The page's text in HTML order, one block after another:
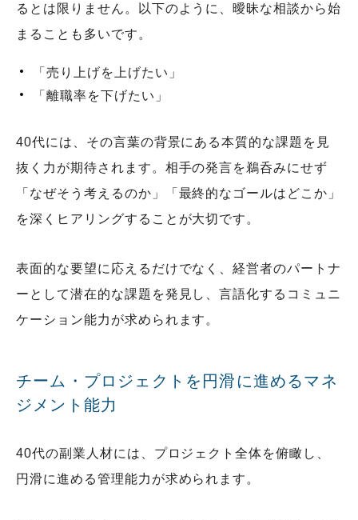
るとは限りません。以下のように、曖昧な相談から始
まることも多いです。
「売り上げを上げたい」
「離職率を下げたい」
40代には、その言葉の背景にある本質的な課題を見
抜く力が期待されます。相手の発言を鵜呑みにせず
「なぜそう考えるのか」「最終的なゴールはどこか」
を深くヒアリングすることが大切です。
表面的な要望に応えるだけでなく、経営者のパートナ
ーとして潜在的な課題を発見し、言語化するコミュニ
ケーション能力が求められます。
チーム・プロジェクトを円滑に進めるマネ
ジメント能力
40代の副業人材には、プロジェクト全体を俯瞰し、
円滑に進める管理能力が求められます。